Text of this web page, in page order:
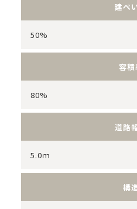
建ぺ
50%
容積
80%
道路
5.0ｍ
構